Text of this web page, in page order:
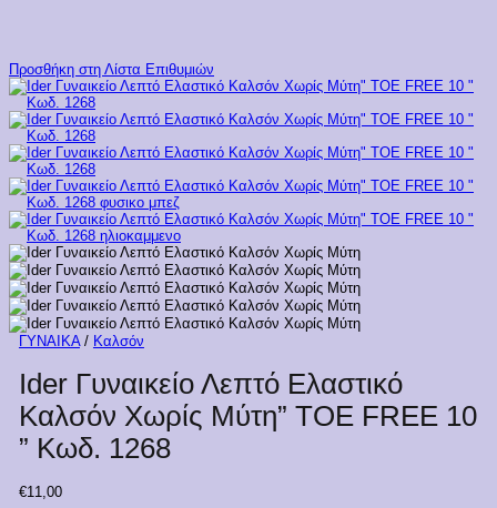
Προσθήκη στη Λίστα Επιθυμιών
ΓΥΝΑΙΚΑ / Καλσόν
Ider Γυναικείο Λεπτό Ελαστικό
Καλσόν Χωρίς Μύτη” TOE FREE 10
” Κωδ. 1268
€11,00